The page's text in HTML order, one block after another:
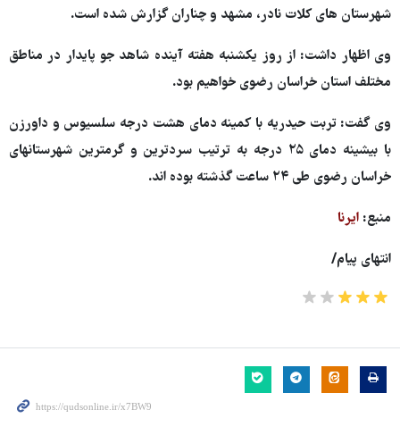
شهرستان های کلات نادر، مشهد و چناران گزارش شده است.
وی اظهار داشت: از روز یکشنبه هفته آینده شاهد جو پایدار در مناطق
مختلف استان خراسان رضوی خواهیم بود.
وی گفت: تربت حیدریه با کمینه دمای هشت درجه سلسیوس و داورزن
با بیشینه دمای ۲۵ درجه به ترتیب سردترین و گرمترین شهرستانهای
خراسان رضوی طی ۲۴ ساعت گذشته بوده اند.
منبع: ایرنا
انتهای پیام/